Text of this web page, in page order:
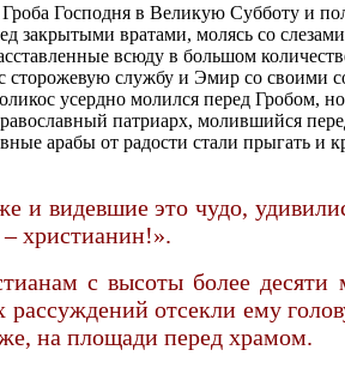
Господня в Великую Субботу и
закрытыми вратами, молясь со
всюду в большом
сторожевую службу и Эмир со своими
усердно молился перед Гробом,
патриарх, молившийся
арабы от радости стали прыгать и
и видевшие это чудо,
– христианин!».
с высоты более
отсекли ему
же, на площади перед храмом.